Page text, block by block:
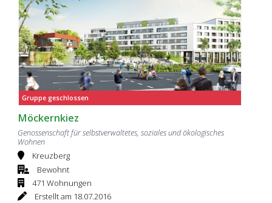
Gruppe geschlossen
Möckernkiez
Genossenschaft für selbstverwaltetes, soziales und ökologisches
Wohnen
Kreuzberg
Bewohnt
471 Wohnungen
Erstellt am 18.07.2016